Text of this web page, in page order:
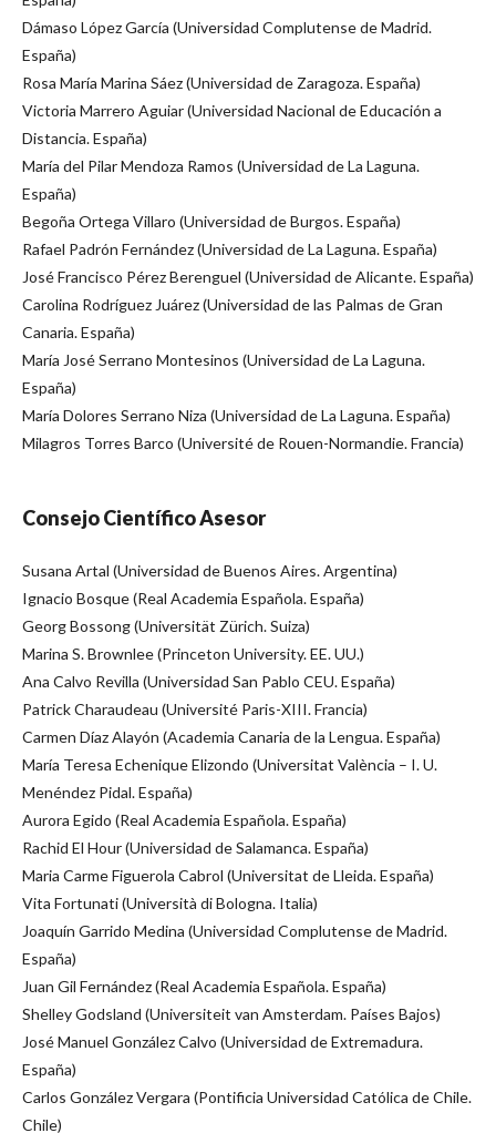
Dámaso López García (Universidad Complutense de Madrid.
España)
Rosa María Marina Sáez (Universidad de Zaragoza. España)
Victoria Marrero Aguiar (Universidad Nacional de Educación a
Distancia. España)
María del Pilar Mendoza Ramos (Universidad de La Laguna.
España)
Begoña Ortega Villaro (Universidad de Burgos. España)
Rafael Padrón Fernández (Universidad de La Laguna. España)
José Francisco Pérez Berenguel (Universidad de Alicante. España)
Carolina Rodríguez Juárez (Universidad de las Palmas de Gran
Canaria. España)
María José Serrano Montesinos (Universidad de La Laguna.
España)
María Dolores Serrano Niza (Universidad de La Laguna. España)
Milagros Torres Barco (Université de Rouen-Normandie. Francia)
Consejo Científico Asesor
Susana Artal (Universidad de Buenos Aires. Argentina)
Ignacio Bosque (Real Academia Española. España)
Georg Bossong (Universität Zürich. Suiza)
Marina S. Brownlee (Princeton University. EE. UU.)
Ana Calvo Revilla (Universidad San Pablo CEU. España)
Patrick Charaudeau (Université Paris-XIII. Francia)
Carmen Díaz Alayón (Academia Canaria de la Lengua. España)
María Teresa Echenique Elizondo (Universitat València – I. U.
Menéndez Pidal. España)
Aurora Egido (Real Academia Española. España)
Rachid El Hour (Universidad de Salamanca. España)
Maria Carme Figuerola Cabrol (Universitat de Lleida. España)
Vita Fortunati (Università di Bologna. Italia)
Joaquín Garrido Medina (Universidad Complutense de Madrid.
España)
Juan Gil Fernández (Real Academia Española. España)
Shelley Godsland (Universiteit van Amsterdam. Países Bajos)
José Manuel González Calvo (Universidad de Extremadura.
España)
Carlos González Vergara (Pontificia Universidad Católica de Chile.
Chile)